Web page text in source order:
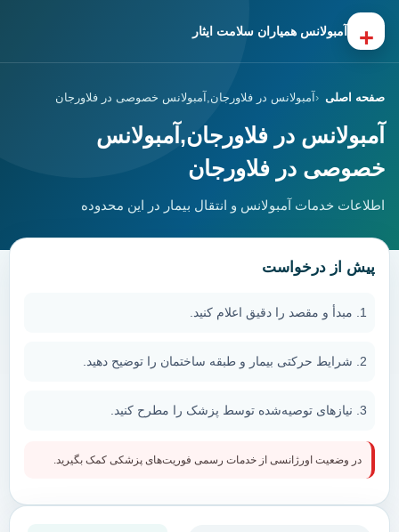
+ آمبولانس همیاران سلامت ایثار
صفحه اصلی آمبولانس در فلاورجان,آمبولانس خصوصی در فلاورجان
آمبولانس در فلاورجان,آمبولانس
خصوصی در فلاورجان
اطلاعات خدمات آمبولانس و انتقال بیمار در این محدوده
پیش از درخواست
مبدأ و مقصد را دقیق اعلام کنید.
شرایط حرکتی بیمار و طبقه ساختمان را توضیح دهید.
نیازهای توصیه‌شده توسط پزشک را مطرح کنید.
در وضعیت اورژانسی از خدمات رسمی فوریت‌های پزشکی کمک بگیرید.